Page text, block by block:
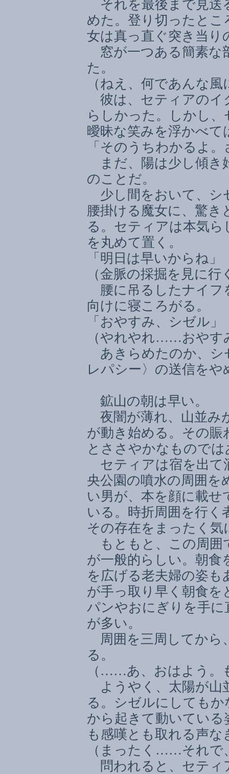
それを最後まで見送
めた。登り切ったとこ
女は真っ直ぐ突き当り
窓が一つある簡素な
た。
（ねえ、何であんな
彼は、セティアのイ
らしかった。しかし
曖昧な笑みを浮かべて
「そのうちわかるよ
まだ、陽は少し傾き
のことだ。
少し間をおいて、シ
腰掛ける魔女に、驚き
る。セティアは本気
を丸めて置く。
「明日は早いからね」
（金脈の採掘を見に
腰に吊るしたナイフ
向けに寝ころがる。
「おやすみ、シゼル」
（やれやれ……おやす
あきらめたのか、シ
レパシー〉の送信をや
鉱山の朝は早い。
夜闇が薄れ、山並み
が動き始める。その
とささやかなもので
セティアは宿を出て
央公園の噴水の周囲を
い男が、本を顔に載
いる。時折周囲を行く
その存在をまったく気
もともと、この周囲
が一般的らしい。朝食
を広げる老夫婦の姿
が手っ取り早く朝食を
パンやおにぎりを手
が多い。
周囲を三周してから
る。
（ ……あ、おはよう。
ようやく、太陽が山
る。シゼルにしても
から起きて動いてい
も感嘆とも取れる声な
（まったく ……それで
問われると、セティ